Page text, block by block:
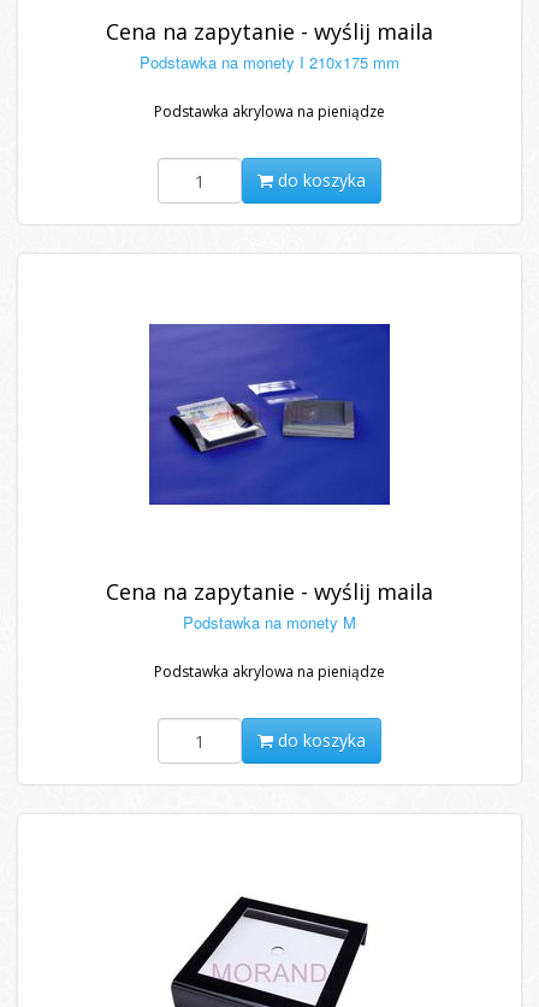
Cena na zapytanie - wyślij maila
Podstawka na monety I 210x175 mm
Podstawka akrylowa na pieniądze
do koszyka
Cena na zapytanie - wyślij maila
Podstawka na monety M
Podstawka akrylowa na pieniądze
do koszyka